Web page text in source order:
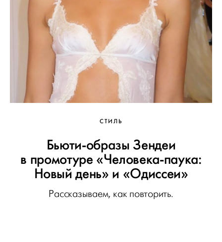
СТИЛЬ
Бьюти-образы Зендеи
в промотуре «Человека-паука:
Новый день» и «Одиссеи»
Рассказываем, как повторить.